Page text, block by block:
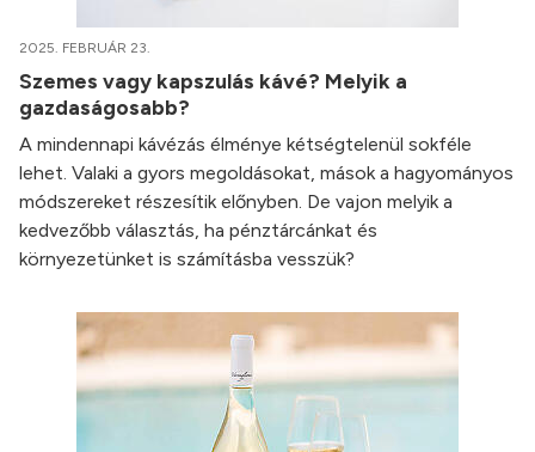
2025. FEBRUÁR 23.
Szemes vagy kapszulás kávé? Melyik a
gazdaságosabb?
A mindennapi kávézás élménye kétségtelenül sokféle
lehet. Valaki a gyors megoldásokat, mások a hagyományos
módszereket részesítik előnyben. De vajon melyik a
kedvezőbb választás, ha pénztárcánkat és
környezetünket is számításba vesszük?